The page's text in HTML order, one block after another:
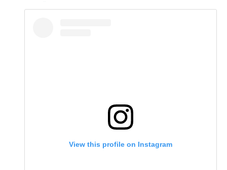
View this profile on Instagram